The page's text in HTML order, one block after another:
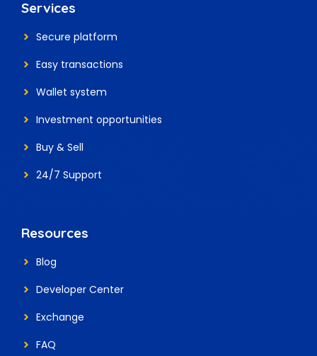
Services
Secure platform
Easy transactions
Wallet system
Investment opportunities
Buy & Sell
24/7 Support
Resources
Blog
Developer Center
Exchange
FAQ